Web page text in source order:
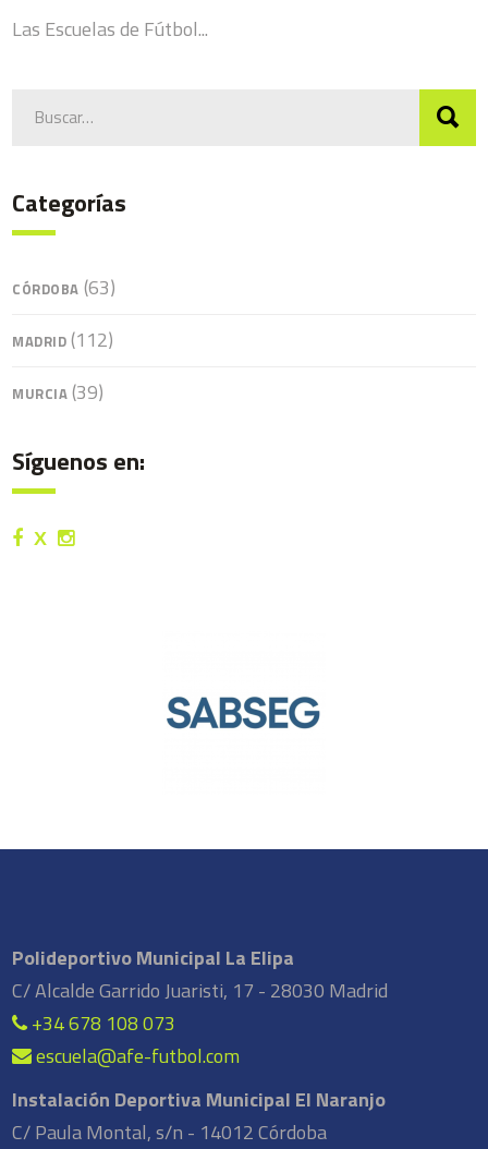
Las Escuelas de Fútbol...
Search
Categorías
CÓRDOBA (63)
MADRID (112)
MURCIA (39)
Síguenos en:
Polideportivo Municipal La Elipa
C/ Alcalde Garrido Juaristi, 17 - 28030 Madrid
+34 678 108 073
escuela@afe-futbol.com
Instalación Deportiva Municipal El Naranjo
C/ Paula Montal, s/n - 14012 Córdoba